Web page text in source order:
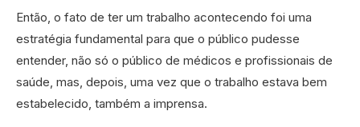
Então, o fato de ter um trabalho acontecendo foi uma
estratégia fundamental para que o público pudesse
entender, não só o público de médicos e profissionais de
saúde, mas, depois, uma vez que o trabalho estava bem
estabelecido, também a imprensa.